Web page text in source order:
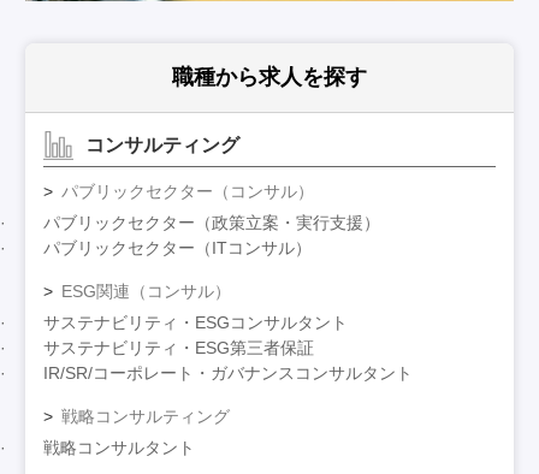
職種から求人を探す
コンサルティング
パブリックセクター（コンサル）
パブリックセクター（政策立案・実行支援）
パブリックセクター（ITコンサル）
ESG関連（コンサル）
サステナビリティ・ESGコンサルタント
サステナビリティ・ESG第三者保証
IR/SR/コーポレート・ガバナンスコンサルタント
戦略コンサルティング
戦略コンサルタント